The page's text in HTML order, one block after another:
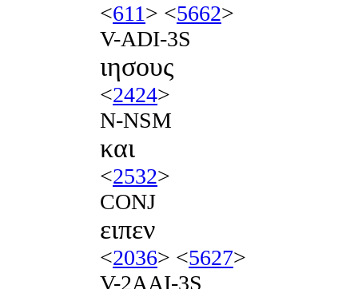
<611> <5662>
V-ADI-3S
ιησους
<2424>
N-NSM
και
<2532>
CONJ
ειπεν
<2036> <5627>
V-2AAI-3S